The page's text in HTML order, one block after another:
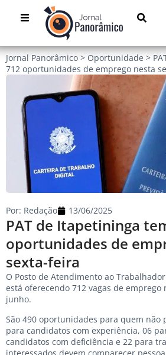
Jornal Panorâmico > Oportunidade >
712 oportunidades de emprego nesta
PAT de Itapetininga
oportunidades de
sexta-feira
Por: Redação 13/06/2025
O Posto de Atendimento ao
está oferecendo 712 vagas de emprego
junho.
São 490 oportunidades para quem não
para candidatos com experiência, 06
candidatos com deficiência e 22 para
interessados devem comparecer